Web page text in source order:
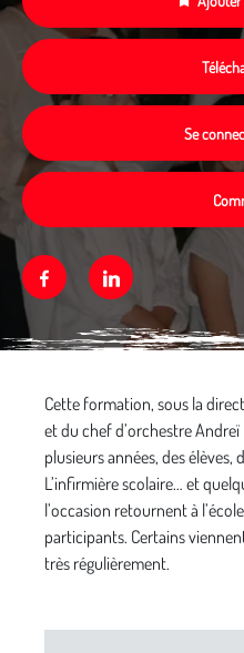
Se
FacebookLinkedin
Cette formation, sous la
et du chef d’orchestre
plusieurs années, des élèves,
L’infirmière scolaire… et
l’occasion retournent à
participants. Certains
très régulièrement.